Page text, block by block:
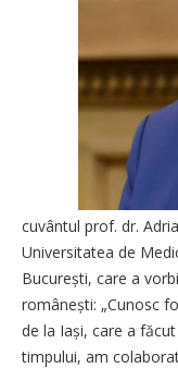
cuvântul prof. dr.
Universitatea de
București, care a
românești: „Cunosc
de la Iași, care a
timpului, am